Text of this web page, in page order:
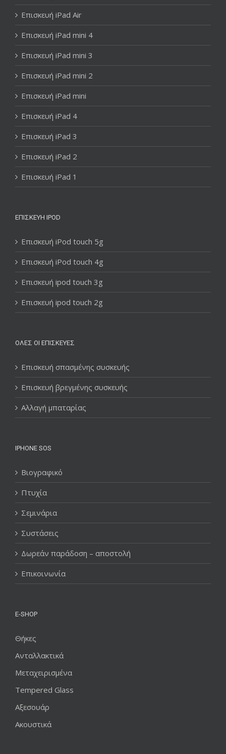
Επισκευή iPad Air
Επισκευή iPad mini 4
Επισκευή iPad mini 3
Επισκευή iPad mini 2
Επισκευή iPad mini
Επισκευή iPad 4
Επισκευή iPad 3
Επισκευή iPad 2
Επισκευή iPad 1
ΕΠΙΣΚΕΥΉ IPOD
Επισκευή iPod touch 5g
Επισκευή iPod touch 4g
Επισκευή ipod touch 3g
Επισκευή ipod touch 2g
ΌΛΕΣ ΟΙ ΕΠΙΣΚΕΥΈΣ
Επισκευή σπασμένης συσκευής
Επισκευή βρεγμένης συσκευής
Αλλαγή μπαταρίας
IPHONE SOS
Βιογραφικό
Πτυχία
Σεμινάρια
Συστάσεις
Δωρεάν παράδοση – αποστολή
Επικοινωνία
E-SHOP
Θήκες
Ανταλλακτικά
Μεταχειρισμένα
Tempered Glass
Αξεσουάρ
Ακουστικά